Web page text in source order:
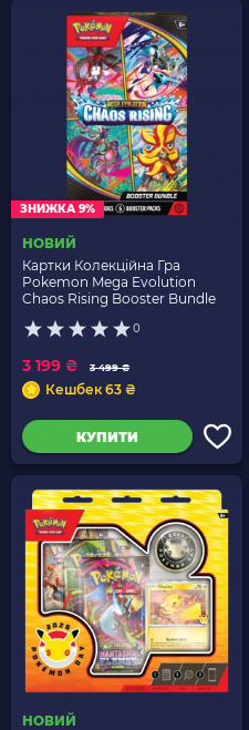
ЗНИЖКА 9%
НОВИЙ
Картки Колекційна Гра
Pokemon Mega Evolution
Chaos Rising Booster Bundle
0
3 499 ₴
3 199 ₴
Кешбек 63 ₴
КУПИТИ
НОВИЙ